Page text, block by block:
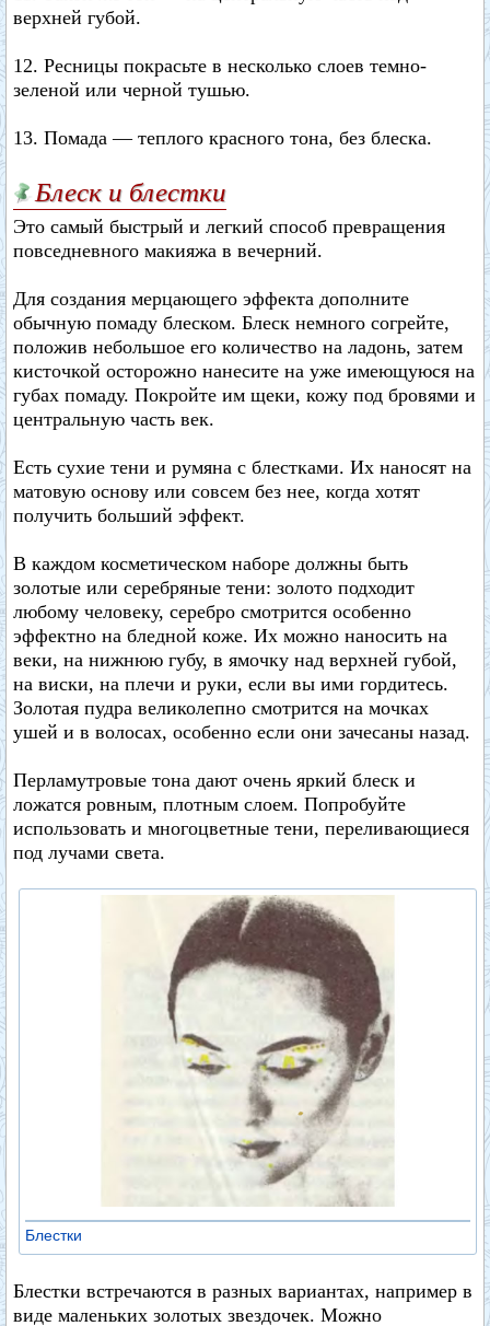
верхней губой.
12. Ресницы покрасьте в несколько слоев темно-
зеленой или черной тушью.
13. Помада — теплого красного тона, без блеска.
Блеск и блестки
Это самый быстрый и легкий способ превращения
повседневного макияжа в вечерний.
Для создания мерцающего эффекта дополните
обычную помаду блеском. Блеск немного согрейте,
положив небольшое его количество на ладонь, затем
кисточкой осторожно нанесите на уже имеющуюся на
губах помаду. Покройте им щеки, кожу под бровями и
центральную часть век.
Есть сухие тени и румяна с блестками. Их наносят на
матовую основу или совсем без нее, когда хотят
получить больший эффект.
В каждом косметическом наборе должны быть
золотые или серебряные тени: золото подходит
любому человеку, серебро смотрится особенно
эффектно на бледной коже. Их можно наносить на
веки, на нижнюю губу, в ямочку над верхней губой,
на виски, на плечи и руки, если вы ими гордитесь.
Золотая пудра великолепно смотрится на мочках
ушей и в волосах, особенно если они зачесаны назад.
Перламутровые тона дают очень яркий блеск и
ложатся ровным, плотным слоем. Попробуйте
использовать и многоцветные тени, переливающиеся
под лучами света.
Блестки
Блестки встречаются в разных вариантах, например в
виде маленьких золотых звездочек. Можно